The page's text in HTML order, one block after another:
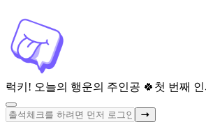
럭키! 오늘의 행운의 주인공 🍀 첫 번째